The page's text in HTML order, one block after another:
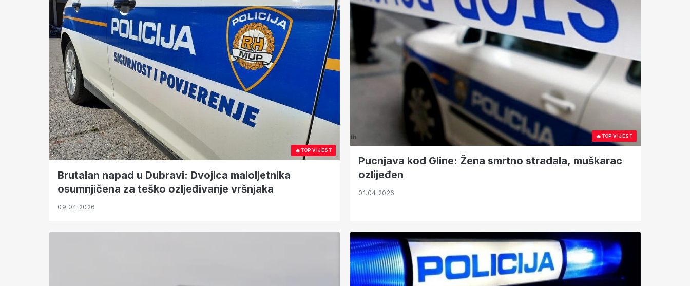
🔥TOP VIJEST
Brutalan napad u Dubravi: Dvojica maloljetnika
osumnjičena za teško ozljeđivanje vršnjaka
09.04.2026
🔥TOP VIJEST
Pucnjava kod Gline: Žena smrtno stradala, muškarac
ozlijeđen
01.04.2026